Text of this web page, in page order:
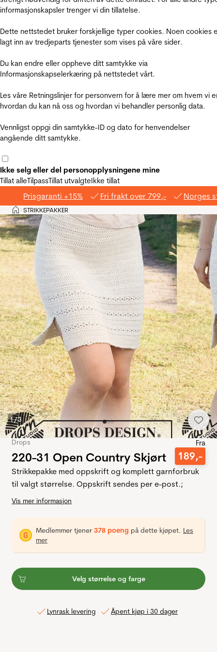
informasjonskapsler trenger vi din tillatelse.
Dette nettstedet bruker forskjellige typer cookies. Noen cookies
lagt inn av tredjeparts tjenester som vises på våre sider.
Du kan endre eller oppheve ditt samtykke via
Informasjonskapselerkæring på nettstedet vårt.
Les våre Retningslinjer for personvern for å lære mer om hvem vi
hvordan du kan nå oss og hvordan vi behandler personlig data.
Vennligst oppgi din samtykke-ID og dato for henvendelser
angående ditt samtykke.
Ikke selg eller del personopplysningene mine
Tillat alleTilpassTillat utvalgteIkke tillat
Prisgaranti +15% Fri frakt over 799,- Norges
Hjem
>STRIKKEPAKKER
1/3
Drops
220-31 Open Country Skjørt
Fra
189,-
Strikkepakke med oppskrift og komplett garnforbruk
til valgt størrelse. Oppskrift sendes per e-post.;
Vis mer informasjon
Medlemmer tjener 378 poeng på dette kjøpet. Les
mer
Velg størrelse og farge
Lynrask levering Åpent kjøp i 30 dager